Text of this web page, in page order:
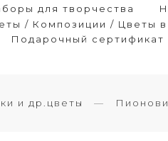
для творчества
/ Композиции / Цветы
Подарочный сертификат
и др.цветы